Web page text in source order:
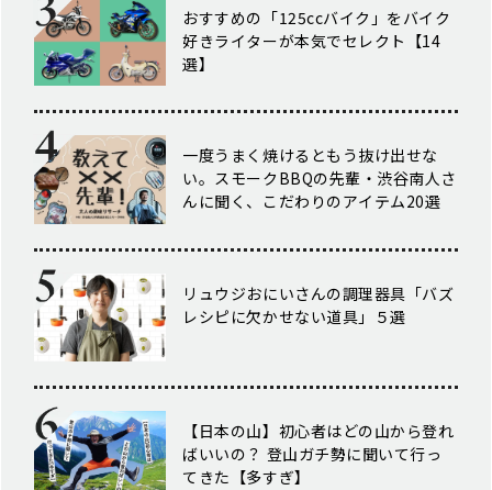
おすすめの「125ccバイク」をバイク
好きライターが本気でセレクト【14
選】
一度うまく焼けるともう抜け出せな
い。スモークBBQの先輩・渋谷南人さ
んに聞く、こだわりのアイテム20選
リュウジおにいさんの調理器具「バズ
レシピに欠かせない道具」５選
【日本の山】初心者はどの山から登れ
ばいいの？ 登山ガチ勢に聞いて行っ
てきた【多すぎ】